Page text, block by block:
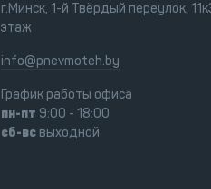
г.Минск, 1-й Твёрдый переулок,
этаж
info@pnevmoteh.by
График работы офиса
пн-пт 9:00 - 18:00
сб-всвыходной